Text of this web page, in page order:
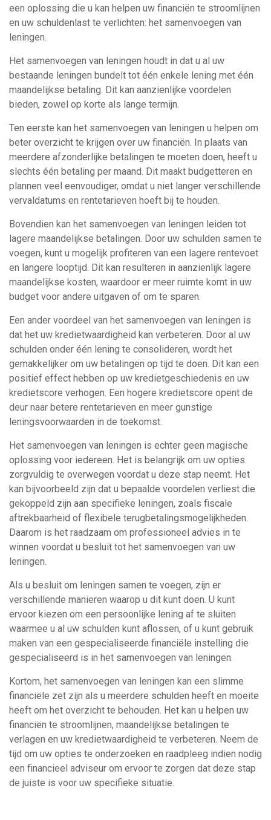
een oplossing die u kan helpen uw financiën te stroomlijnen
en uw schuldenlast te verlichten: het samenvoegen van
leningen.
Het samenvoegen van leningen houdt in dat u al uw
bestaande leningen bundelt tot één enkele lening met één
maandelijkse betaling. Dit kan aanzienlijke voordelen
bieden, zowel op korte als lange termijn.
Ten eerste kan het samenvoegen van leningen u helpen om
beter overzicht te krijgen over uw financiën. In plaats van
meerdere afzonderlijke betalingen te moeten doen, heeft u
slechts één betaling per maand. Dit maakt budgetteren en
plannen veel eenvoudiger, omdat u niet langer verschillende
vervaldatums en rentetarieven hoeft bij te houden.
Bovendien kan het samenvoegen van leningen leiden tot
lagere maandelijkse betalingen. Door uw schulden samen te
voegen, kunt u mogelijk profiteren van een lagere rentevoet
en langere looptijd. Dit kan resulteren in aanzienlijk lagere
maandelijkse kosten, waardoor er meer ruimte komt in uw
budget voor andere uitgaven of om te sparen.
Een ander voordeel van het samenvoegen van leningen is
dat het uw kredietwaardigheid kan verbeteren. Door al uw
schulden onder één lening te consolideren, wordt het
gemakkelijker om uw betalingen op tijd te doen. Dit kan een
positief effect hebben op uw kredietgeschiedenis en uw
kredietscore verhogen. Een hogere kredietscore opent de
deur naar betere rentetarieven en meer gunstige
leningsvoorwaarden in de toekomst.
Het samenvoegen van leningen is echter geen magische
oplossing voor iedereen. Het is belangrijk om uw opties
zorgvuldig te overwegen voordat u deze stap neemt. Het
kan bijvoorbeeld zijn dat u bepaalde voordelen verliest die
gekoppeld zijn aan specifieke leningen, zoals fiscale
aftrekbaarheid of flexibele terugbetalingsmogelijkheden.
Daarom is het raadzaam om professioneel advies in te
winnen voordat u besluit tot het samenvoegen van uw
leningen.
Als u besluit om leningen samen te voegen, zijn er
verschillende manieren waarop u dit kunt doen. U kunt
ervoor kiezen om een persoonlijke lening af te sluiten
waarmee u al uw schulden kunt aflossen, of u kunt gebruik
maken van een gespecialiseerde financiële instelling die
gespecialiseerd is in het samenvoegen van leningen.
Kortom, het samenvoegen van leningen kan een slimme
financiële zet zijn als u meerdere schulden heeft en moeite
heeft om het overzicht te behouden. Het kan u helpen uw
financiën te stroomlijnen, maandelijkse betalingen te
verlagen en uw kredietwaardigheid te verbeteren. Neem de
tijd om uw opties te onderzoeken en raadpleeg indien nodig
een financieel adviseur om ervoor te zorgen dat deze stap
de juiste is voor uw specifieke situatie.